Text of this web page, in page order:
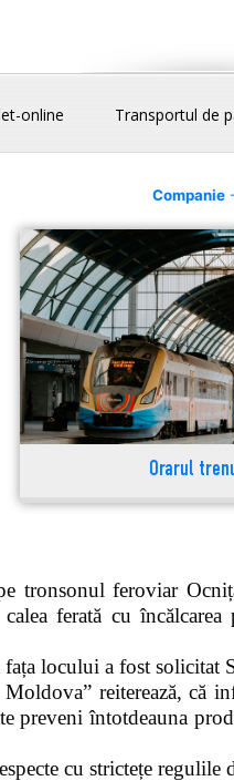
online Transportul de
Companie-
Orarul
feroviar
ferată cu
locului a fost
reiterează, că
preveni întotdeauna
cu strictețe regulile